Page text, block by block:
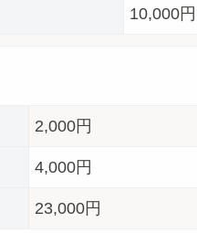
10,000円
2,000円
4,000円
23,000円